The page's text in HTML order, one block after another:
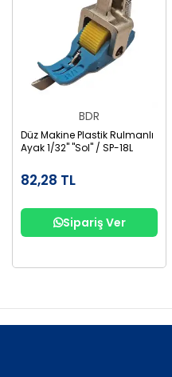
BDR
Düz Makine Plastik Rulmanlı
Ayak 1/32" "Sol" / SP-18L
82,28 TL
Sipariş Ver